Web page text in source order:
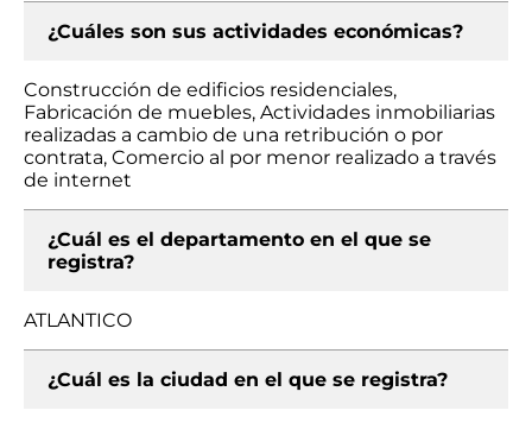
¿Cuáles son sus actividades económicas?
Construcción de edificios residenciales,
Fabricación de muebles, Actividades inmobiliarias
realizadas a cambio de una retribución o por
contrata, Comercio al por menor realizado a través
de internet
¿Cuál es el departamento en el que se
registra?
ATLANTICO
¿Cuál es la ciudad en el que se registra?